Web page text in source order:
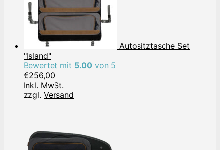
Autositztasche Set
"Island"
Bewertet mit 5.00 von 5
€256,00
Inkl. MwSt.
zzgl. Versand